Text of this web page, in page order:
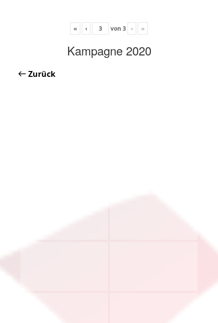
« ‹ von 3 › »
Kampagne 2020
Zurück